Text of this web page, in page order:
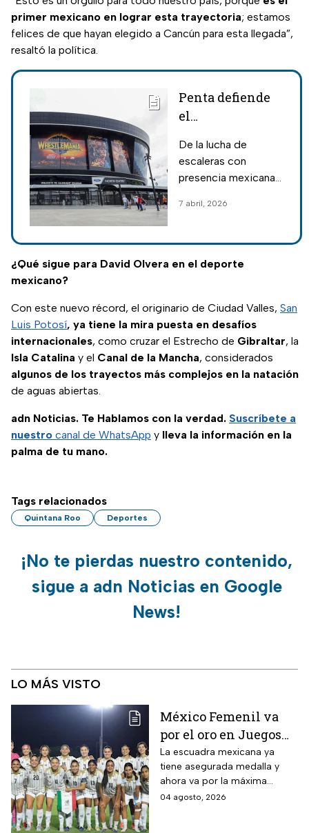
primer mexicano en lograr esta trayectoria; estamos
felices de que hayan elegido a Cancún para esta llegada”,
resaltó la política.
Penta defiende
el
contra Rey
Mysterio:
confirmadas de
de
Wrestlemania
De la lucha de
escaleras con
presencia mexicana
Punk y Roman
debes saber del
evento de lucha libre
7 abril, 2026
¿Qué sigue para David Olvera en el deporte
mexicano?
Con este nuevo récord, el originario de Ciudad Valles, San
Luis Potosí, ya tiene la mira puesta en desafíos
internacionales, como cruzar el Estrecho de Gibraltar, la
Isla Catalina y el Canal de la Mancha, considerados
algunos de los trayectos más complejos en la natación
de aguas abiertas.
adn Noticias. Te Hablamos con la verdad. Suscríbete a
nuestro canal de WhatsApp y lleva la información en la
palma de tu mano.
Tags relacionados
Quintana Roo Deportes
¡No te pierdas nuestro contenido,
sigue a adn Noticias en Google
News!
LO MÁS VISTO
México Femenil va
por el oro en Juegos
Centroamericanos; ya
conoce a su rival
La escuadra mexicana ya
tiene asegurada medalla y
ahora va por la máxima
presea en los Juegos
04 agosto, 2026